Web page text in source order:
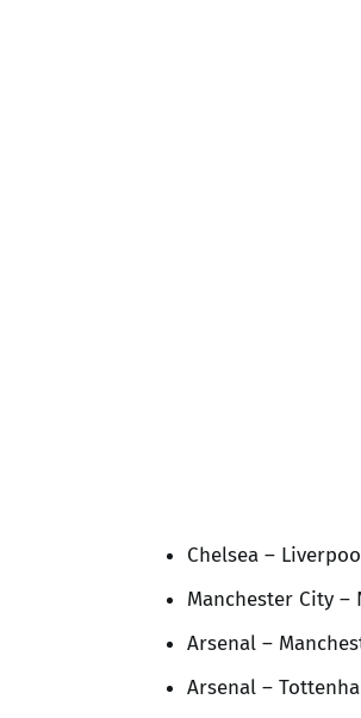
Chelsea –
Manchester City –
Arsenal –
Arsenal –